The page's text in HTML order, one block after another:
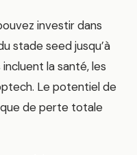
investir dans
stade seed jusqu’à
la santé, les
Le potentiel de
de perte totale